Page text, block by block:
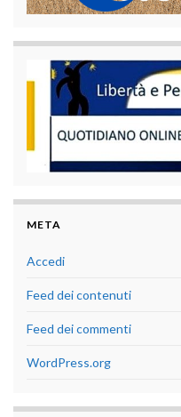
META
Accedi
Feed dei contenuti
Feed dei commenti
WordPress.org